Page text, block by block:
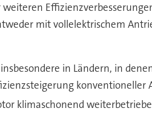
mit vollelektrischem
in Ländern, in
konventioneller
klimaschonend